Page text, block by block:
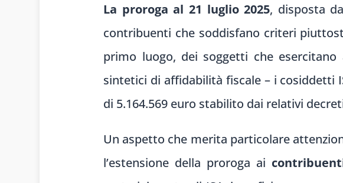
La proroga al 21 luglio 2025, disposta
contribuenti che soddisfano criteri
primo luogo, dei soggetti che
sintetici di affidabilità fiscale – i cosiddetti
di 5.164.569 euro stabilito dai relativi
Un aspetto che merita particolare
l’estensione della proroga ai